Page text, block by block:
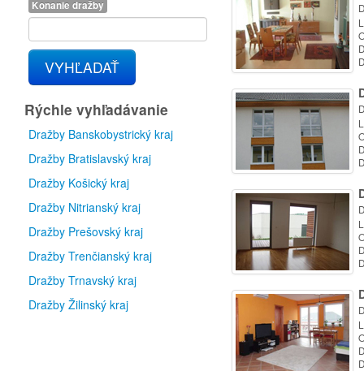
Konanie dražby
VYHĽADAŤ
Rýchle vyhľadávanie
Dražby Banskobystrický kraj
Dražby Bratislavský kraj
Dražby Košický kraj
Dražby Nitrianský kraj
Dražby Prešovský kraj
Dražby Trenčianský kraj
Dražby Trnavský kraj
Dražby Žilinský kraj